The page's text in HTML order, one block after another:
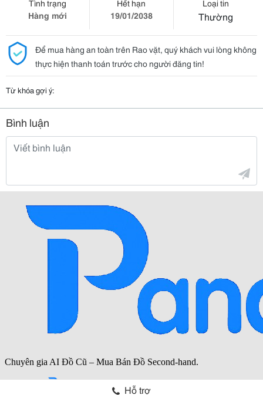
Tình trạng
Hàng mới
Hết hạn
19/01/2038
Loại tin
Thường
Để mua hàng an toàn trên Rao vặt, quý khách vui lòng không
thực hiện thanh toán trước cho người đăng tin!
Từ khóa gợi ý:
Bình luận
Hỗ trợ